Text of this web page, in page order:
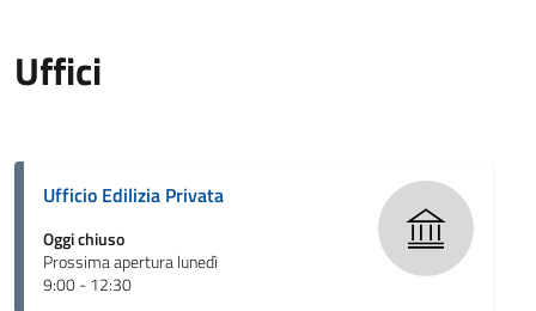
Uffici
Ufficio Edilizia Privata
Oggi chiuso
Prossima apertura lunedì
9:00 - 12:30